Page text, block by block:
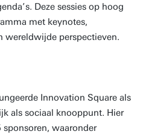
Deze sessies op hoog
met keynotes,
wereldwijde perspectieven.
Innovation Square als
als sociaal knooppunt. Hier
sponsoren, waaronder